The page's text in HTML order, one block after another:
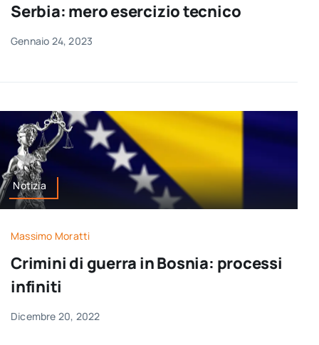
Serbia: mero esercizio tecnico
Gennaio 24, 2023
Notizia
Massimo Moratti
Crimini di guerra in Bosnia: processi
infiniti
Dicembre 20, 2022